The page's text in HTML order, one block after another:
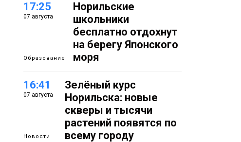
17:25
07 августа
Образование
Норильские
школьники
бесплатно отдохнут
на берегу Японского
моря
16:41
07 августа
Новости
Зелёный курс
Норильска: новые
скверы и тысячи
растений появятся по
всему городу